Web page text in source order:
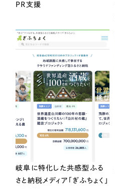
PR支援
岐阜に特化した共感型ふる
さと納税メディア「ぎふちょく」